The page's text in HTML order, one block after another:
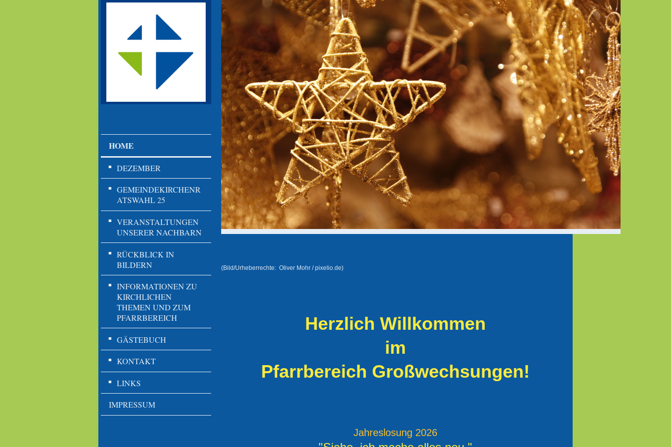
HOME
DEZEMBER
GEMEINDEKIRCHENR
ATSWAHL 25
VERANSTALTUNGEN
UNSERER NACHBARN
RÜCKBLICK IN
BILDERN
INFORMATIONEN ZU
KIRCHLICHEN
THEMEN UND ZUM
PFARRBEREICH
GÄSTEBUCH
KONTAKT
LINKS
IMPRESSUM
(Bild/Urheberrechte: Oliver Mohr / pixelio.de)
Herzlich Willkommen
im
Pfarrbereich Großwechsungen!
Jahreslosung 2026